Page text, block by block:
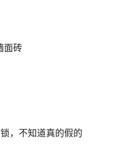
面砖
，不知道真的假的